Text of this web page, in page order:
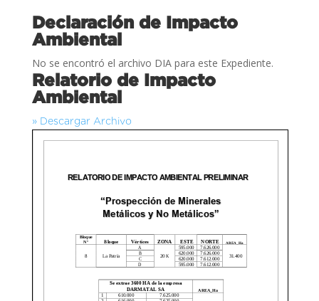
Declaración de Impacto
Ambiental
No se encontró el archivo DIA para este Expediente.
Relatorio de Impacto
Ambiental
» Descargar Archivo